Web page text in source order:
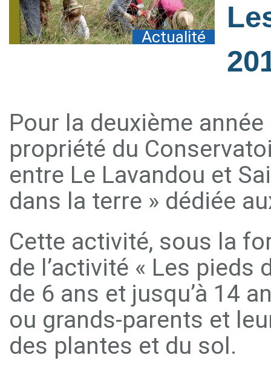
Actualité
Pour la deuxième
propriété du
entre Le Lavandou et
dans la terre » dédiée
Cette activité, sous la
de l’activité « Les pieds
de 6 ans et jusqu’à 14
ou grands-parents et
des plantes et du sol.